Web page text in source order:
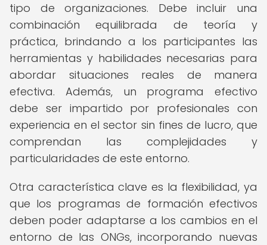
tipo de organizaciones. Debe incluir una
combinación equilibrada de teoría y
práctica, brindando a los participantes las
herramientas y habilidades necesarias para
abordar situaciones reales de manera
efectiva. Además, un programa efectivo
debe ser impartido por profesionales con
experiencia en el sector sin fines de lucro, que
comprendan las complejidades y
particularidades de este entorno.
Otra característica clave es la flexibilidad, ya
que los programas de formación efectivos
deben poder adaptarse a los cambios en el
entorno de las ONGs, incorporando nuevas